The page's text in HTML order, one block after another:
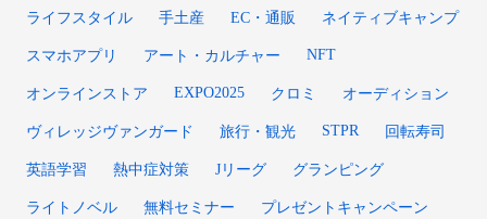
ライフスタイル 手土産 EC・通販 ネイティブキャンプ
スマホアプリ アート・カルチャー NFT
オンラインストア EXPO2025 クロミ オーディション
ヴィレッジヴァンガード 旅行・観光 STPR 回転寿司
英語学習 熱中症対策 Jリーグ グランピング
ライトノベル 無料セミナー プレゼントキャンペーン